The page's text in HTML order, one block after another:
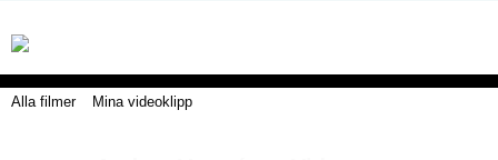
Alla filmer Mina videoklipp